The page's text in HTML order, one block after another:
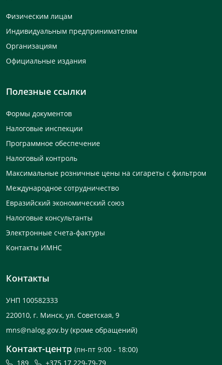
Физическим лицам
Индивидуальным предпринимателям
Организациям
Официальные издания
Полезные ссылки
Формы документов
Налоговые инспекции
Программное обеспечение
Налоговый контроль
Максимальные розничные цены на сигареты с фильтром
Международное сотрудничество
Евразийский экономический союз
Налоговые консультанты
Электронные счета-фактуры
Контакты ИМНС
Контакты
УНП 100582333
220010, г. Минск, ул. Советская, 9
mns@nalog.gov.by (кроме обращений)
Контакт-центр (пн-пт 9:00 - 18:00)
189
+375 17 229-79-79